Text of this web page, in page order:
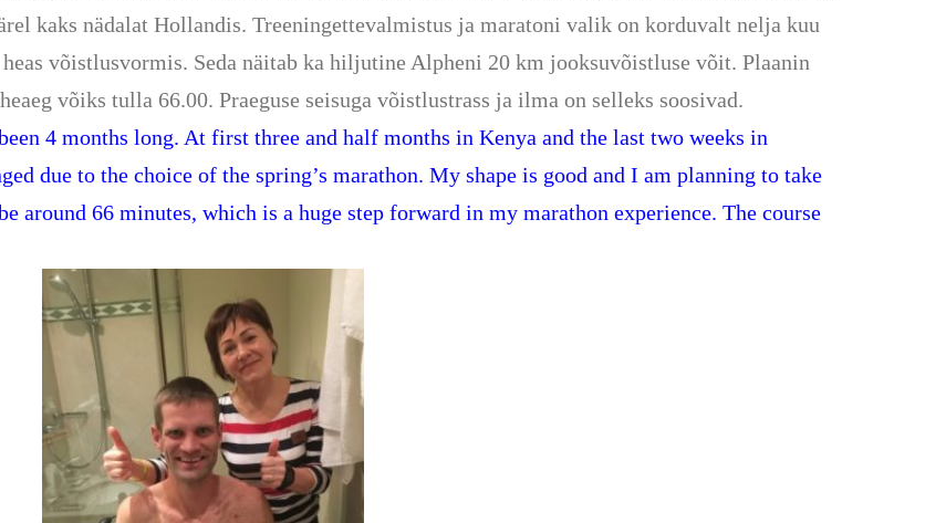
kaks nädalat Hollandis. Treeningettevalmistus ja maratoni valik on korduvalt nelja kuu
võistlusvormis. Seda näitab ka hiljutine Alpheni 20 km jooksuvõistluse võit. Plaanin
võiks tulla 66.00. Praeguse seisuga võistlustrass ja ilma on selleks soosivad.
4 months long. At first three and half months in Kenya and the last two weeks in
due to the choice of the spring’s marathon. My shape is good and I am planning to take
around 66 minutes, which is a huge step forward in my marathon experience. The course